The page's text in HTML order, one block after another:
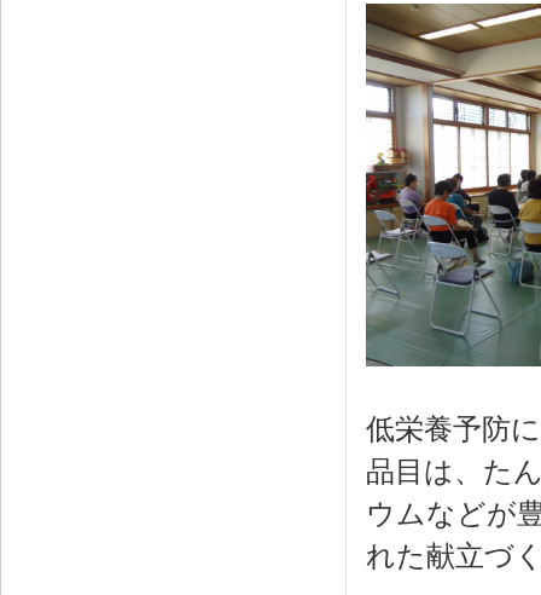
低栄養予防
品目は、た
ウムなどが
れた献立づ